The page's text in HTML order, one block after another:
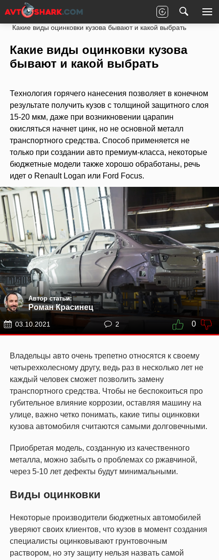
Главная Статьи
Какие виды оцинковки кузова бывают и какой выбрать
Какие виды оцинковки кузова
бывают и какой выбрать
Технология горячего нанесения позволяет в конечном
результате получить кузов с толщиной защитного слоя
15-20 мкм, даже при возникновении царапин
окисляться начнет цинк, но не основной металл
транспортного средства. Способ применяется не
только при создании авто премиум-класса, некоторые
бюджетные модели также хорошо обработаны, речь
идет о Renault Logan или Ford Focus.
Автор статьи:
Роман Красинец
03.10.2021 2 0
Владельцы авто очень трепетно относятся к своему
четырехколесному другу, ведь раз в несколько лет не
каждый человек сможет позволить замену
транспортного средства. Чтобы не беспокоиться про
губительное влияние коррозии, оставляя машину на
улице, важно четко понимать, какие типы оцинковки
кузова автомобиля считаются самыми долговечными.
Приобретая модель, созданную из качественного
металла, можно забыть о проблемах со ржавчиной,
через 5-10 лет дефекты будут минимальными.
Виды оцинковки
Некоторые производители бюджетных автомобилей
уверяют своих клиентов, что кузов в момент создания
специалисты оцинковывают грунтовочным
раствором, но эту защиту нельзя назвать самой